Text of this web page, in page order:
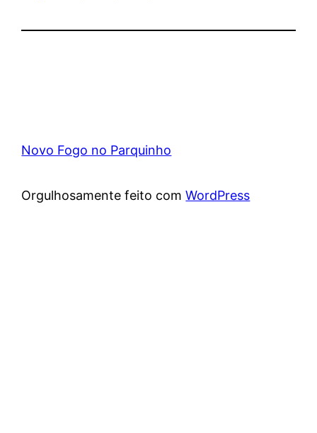
Novo Fogo no Parquinho
Orgulhosamente feito comWordPress